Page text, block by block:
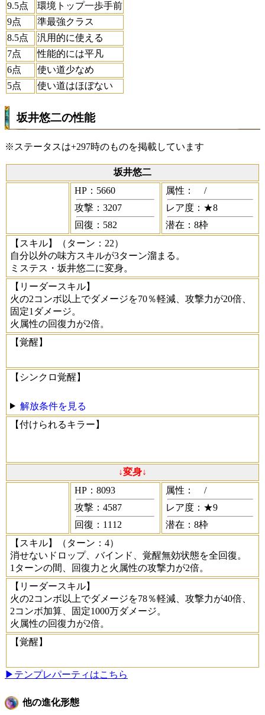
9.5点
環境トップ一歩手前
9点
準最強クラス
8.5点
汎用的に使える
7点
性能的には平凡
6点
使い道少なめ
5点
使い道はほぼない
坂井悠二の性能
※ステータスは+297時のものを掲載しています
坂井悠二
HP：5660
攻撃：3207
回復：582
属性：
/
レア度：★8
潜在：8枠
【スキル】
（ターン：22）
自分以外の味方スキルが3ターン溜まる。
ミステス・坂井悠二に変身。
【リーダースキル】
火の2コンボ以上でダメージを70％軽減、攻撃力が20倍、
固定1ダメージ。
火属性の回復力が2倍。
【覚醒】
【シンクロ覚醒】
解放条件を見る
【付けられるキラー】
↓変身↓
HP：8093
攻撃：4587
回復：1112
属性：
/
レア度：★9
潜在：8枠
【スキル】
（ターン：4）
消せないドロップ、バインド、覚醒無効状態を全回復。
1ターンの間、回復力と火属性の攻撃力が2倍。
【リーダースキル】
火の2コンボ以上でダメージを78％軽減、攻撃力が40倍、
2コンボ加算、固定1000万ダメージ。
火属性の回復力が2倍。
【覚醒】
▶テンプレパーティはこちら
他の進化形態